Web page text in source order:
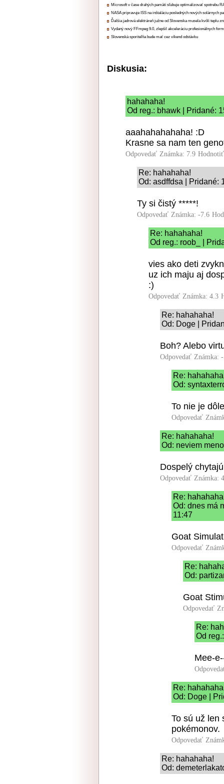
Microsoft v čase drahých pamätí sľubuje optimalizovať spotrebu
NASA pripravuje ISS na inštaláciu posledných nových solárnych
Ďalšia jadrová elektráreň južne od Slovenska musela kvôli teplu
Vydaný nový FFmpeg 9.0, zlepšil akceleráciu profesionálnych
Slovenská sporiteľňa bude mať cez víkend odstávku
Diskusia:
hahahaha!
Od reg.: bhawk | Pridané:
aaahahahahaha! :D
Krasne sa nam ten
Odpovedať Známka: 7.9
Re: hahahaha!
Od: asdffdsa | Pridané:
Ty si čistý *****!
Odpovedať Známka: -7.6
Re: hahahaha!
Od reg.: roob_ |
vies ako deti
uz ich maju aj
:)
Odpovedať Známka: 4.3
Re: hahahaha!
Od: Doge |
Boh? Alebo
Odpovedať Známka:
Re:
Od:
To nie je
Odpovedať
Re: hahahaha!
Od: neviem
Dospelý
Odpovedať Známka:
Re:
Od: dnes má
11:47
Goat
Odpovedať
Re:
Od:
Goat
Odpovedať
Re:
Od
Mee-
Re:
Od: Doge |
To sú už len
pokémonov.
Odpovedať
Re: hahahaha!
Od: